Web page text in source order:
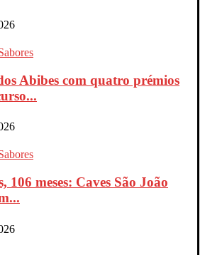
Abibes com quatro prémios
106 meses: Caves São João